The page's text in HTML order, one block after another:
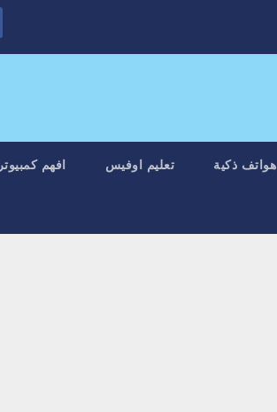
هواتف ذكية تعليم اوفيس افهم كمبيوتر